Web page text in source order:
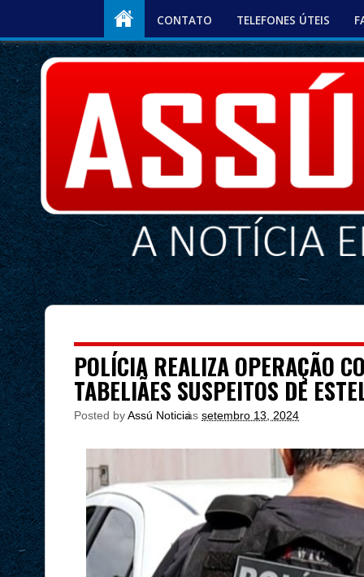
CONTATO TELEFONES ÚTEIS
POLÍCIA REALIZA OPERAÇÃO
TABELIÃES SUSPEITOS DE
Posted byAssú Noticia
às setembro 13, 2024